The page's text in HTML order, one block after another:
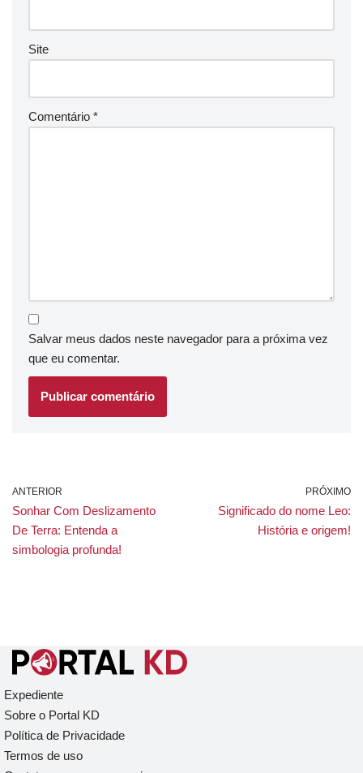
Site
Comentário *
Salvar meus dados neste navegador para a próxima vez
que eu comentar.
ANTERIOR
Sonhar Com Deslizamento
De Terra: Entenda a
simbologia profunda!
PRÓXIMO
Significado do nome Leo:
História e origem!
Expediente
Sobre o Portal KD
Política de Privacidade
Termos de uso